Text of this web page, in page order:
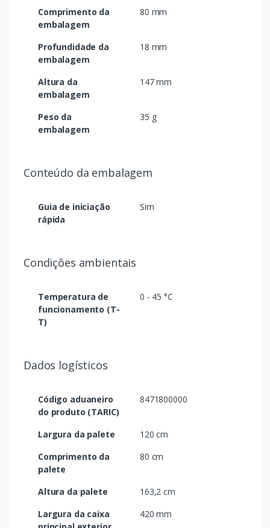
Comprimento da
embalagem
80 mm
Profundidade da
embalagem
18 mm
Altura da
embalagem
147 mm
Peso da
embalagem
35 g
Conteúdo da embalagem
Guia de iniciação
rápida
Sim
Condições ambientais
Temperatura de
funcionamento (T-
T)
0 - 45 °C
Dados logísticos
Código aduaneiro
do produto (TARIC)
8471800000
Largura da palete
120 cm
Comprimento da
palete
80 cm
Altura da palete
163,2 cm
Largura da caixa
420 mm